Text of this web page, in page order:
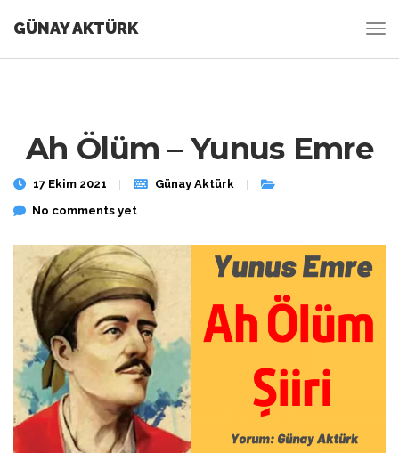
GÜNAY AKTÜRK
Ah Ölüm – Yunus Emre
17 Ekim 2021
Günay Aktürk
No comments yet